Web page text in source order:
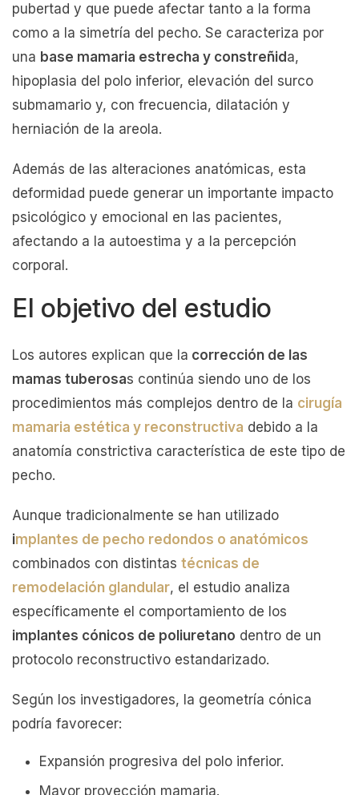
pubertad y que puede afectar tanto a la forma
como a la simetría del pecho. Se caracteriza por
una base mamaria estrecha y constreñid a,
hipoplasia del polo inferior, elevación del surco
submamario y, con frecuencia, dilatación y
herniación de la areola.
Además de las alteraciones anatómicas, esta
deformidad puede generar un importante impacto
psicológico y emocional en las pacientes,
afectando a la autoestima y a la percepción
corporal.
El objetivo del estudio
Los autores explican que la corrección de las
mamas tuberosas continúa siendo uno de los
procedimientos más complejos dentro de la cirugía
mamaria estética y reconstructiva debido a la
anatomía constrictiva característica de este tipo de
pecho.
Aunque tradicionalmente se han utilizado
implantes de pecho redondos o anatómicos
combinados con distintas técnicas de
remodelación glandular, el estudio analiza
específicamente el comportamiento de los
implantes cónicos de poliuretano dentro de un
protocolo reconstructivo estandarizado.
Según los investigadores, la geometría cónica
podría favorecer:
Expansión progresiva del polo inferior.
Mayor proyección mamaria.